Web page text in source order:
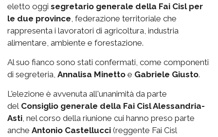
eletto oggi segretario generale della Fai Cisl per
le due province, federazione territoriale che
rappresenta i lavoratori di agricoltura, industria
alimentare, ambiente e forestazione.
Al suo fianco sono stati confermati, come componenti
di segreteria, Annalisa Minetto e Gabriele Giusto.
L'elezione è avvenuta all'unanimità da parte
del Consiglio generale della Fai Cisl Alessandria-
Asti, nel corso della riunione cui hanno preso parte
anche Antonio Castellucci (reggente Fai Cisl